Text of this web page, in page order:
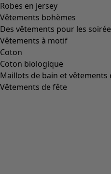
Robes en jersey
Vêtements bohèmes
Des vêtements pour les
Vêtements à motif
Coton
Coton biologique
Maillots de bain et vêtements
Vêtements de fête